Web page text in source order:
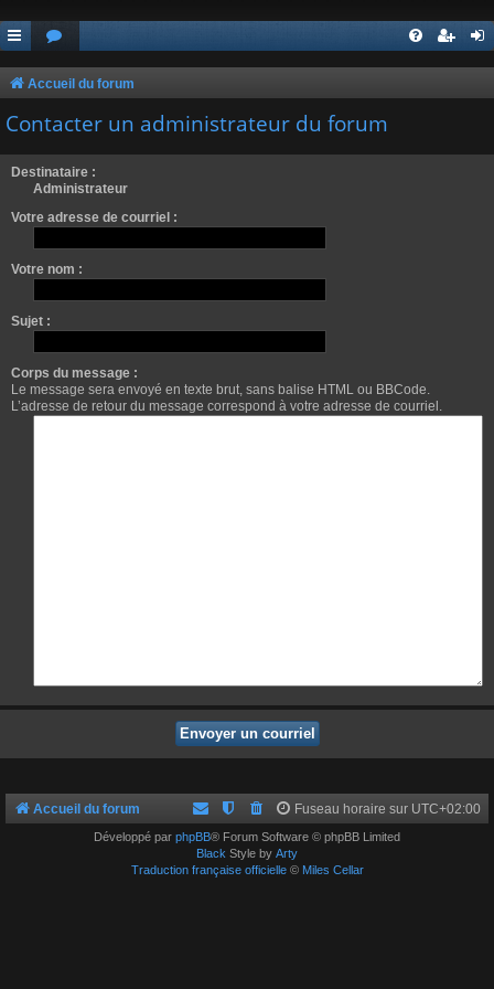
Accueil du forum
Contacter un administrateur du forum
Destinataire :
Administrateur
Votre adresse de courriel :
Votre nom :
Sujet :
Corps du message :
Le message sera envoyé en texte brut, sans balise HTML ou BBCode.
L’adresse de retour du message correspond à votre adresse de courriel.
Accueil du forum Fuseau horaire sur UTC+02:00
Développé par phpBB® Forum Software © phpBB Limited
Black Style by Arty
Traduction française officielle© Miles Cellar